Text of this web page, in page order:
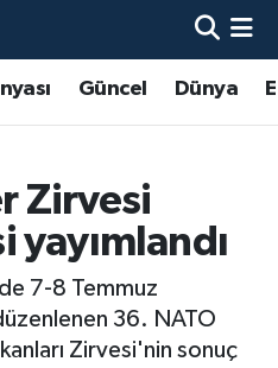
Güncel Dünya
Zirvesi
7-8 Temmuz
36.⁠ ⁠NATO
Zirvesi'nin sonuç
ve Fikstür